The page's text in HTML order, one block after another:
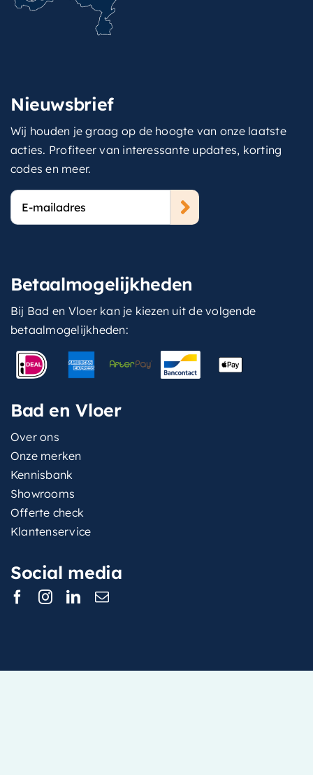
Nieuwsbrief
Wij houden je graag op de hoogte van onze laatste
acties. Profiteer van interessante updates, korting
codes en meer.
E-
mailadres
Betaalmogelijkheden
Bij Bad en Vloer kan je kiezen uit de volgende
betaalmogelijkheden:
Bad en Vloer
Over ons
Onze merken
Kennisbank
Showrooms
Offerte check
Klantenservice
Social media